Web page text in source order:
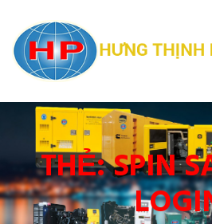
THẺ:SPIN